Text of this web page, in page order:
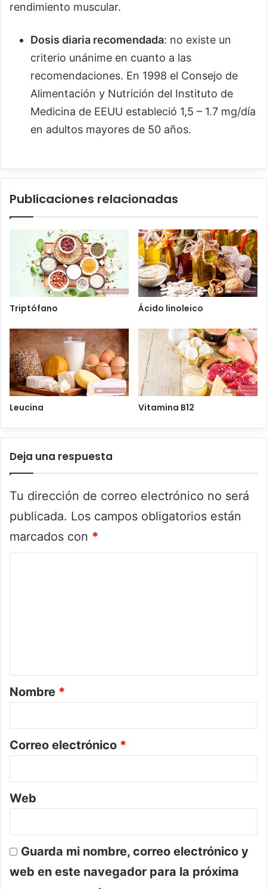
rendimiento muscular.
Dosis diaria recomendada: no existe un
criterio unánime en cuanto a las
recomendaciones. En 1998 el Consejo de
Alimentación y Nutrición del Instituto de
Medicina de EEUU estableció 1,5 – 1.7 mg/día
en adultos mayores de 50 años.
Publicaciones relacionadas
Triptófano Ácido linoleico
Leucina Vitamina B12
Deja una respuesta
Tu dirección de correo electrónico no será
publicada. Los campos obligatorios están
marcados con *
r
i
*
Nombre *
Correo electrónico *
Web
Guarda mi nombre, correo electrónico y
web en este navegador para la próxima